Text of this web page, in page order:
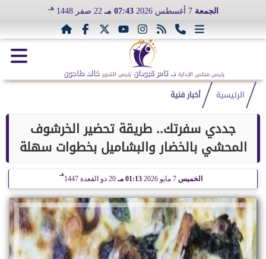
الجمعة 7 أغسطس 2026 07:43 مـ 22 صفر 1448 هـ
رئيس مجلس الإدارة د. تامر قبودان رئيس التحرير خالد طاحون
الرئيسية أخبار فنية
جددي سفرتك.. طريقة تحضير الخرشوف
المحشي بالخضار والبشاميل بخطوات سهلة
الخميس 7 مايو 2026 01:13 مـ 20 ذو القعدة 1447
هـ